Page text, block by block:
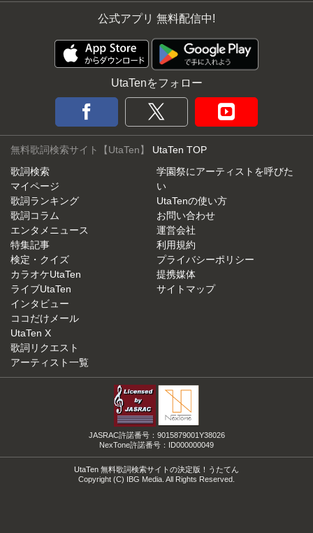
公式アプリ 無料配信中!
UtaTenをフォロー
無料歌詞検索サイト【UtaTen】 UtaTen TOP
歌詞検索
マイページ
歌詞ランキング
歌詞コラム
エンタメニュース
特集記事
検定・クイズ
カラオケUtaTen
ライブUtaTen
インタビュー
ココだけメール
UtaTen X
歌詞リクエスト
アーティスト一覧
学園祭にアーティストを呼びた
い
UtaTenの使い方
お問い合わせ
運営会社
利用規約
プライバシーポリシー
提携媒体
サイトマップ
JASRAC許諾番号：9015879001Y38026
NexTone許諾番号：ID000000049
UtaTen 無料歌詞検索サイトの決定版！うたてん
Copyright (C) IBG Media. All Rights Reserved.